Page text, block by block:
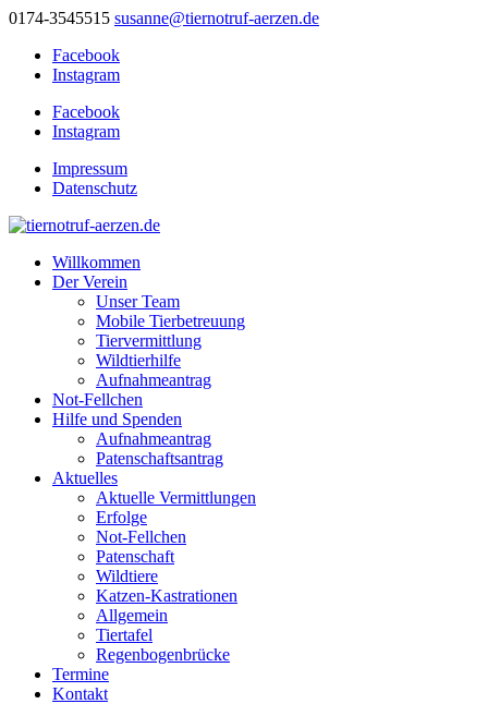
0174-3545515 susanne@tiernotruf-aerzen.de
Facebook
Instagram
Facebook
Instagram
Impressum
Datenschutz
Willkommen
Der Verein
Unser Team
Mobile Tierbetreuung
Tiervermittlung
Wildtierhilfe
Aufnahmeantrag
Not-Fellchen
Hilfe und Spenden
Aufnahmeantrag
Patenschaftsantrag
Aktuelles
Aktuelle Vermittlungen
Erfolge
Not-Fellchen
Patenschaft
Wildtiere
Katzen-Kastrationen
Allgemein
Tiertafel
Regenbogenbrücke
Termine
Kontakt